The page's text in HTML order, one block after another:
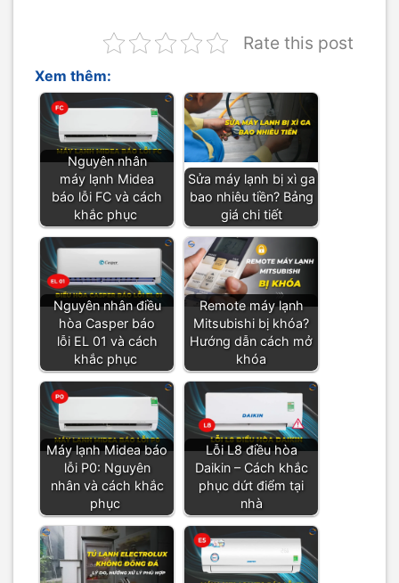
Rate this post
Xem thêm:
Nguyên nhân
máy lạnh Midea
báo lỗi FC và cách
khắc phục
Sửa máy lạnh bị xì ga
bao nhiêu tiền? Bảng
giá chi tiết
Nguyên nhân điều
hòa Casper báo
lỗi EL 01 và cách
khắc phục
Remote máy lạnh
Mitsubishi bị khóa?
Hướng dẫn cách mở
khóa
Máy lạnh Midea báo
lỗi P0: Nguyên
nhân và cách khắc
phục
Lỗi L8 điều hòa
Daikin – Cách khắc
phục dứt điểm tại
nhà